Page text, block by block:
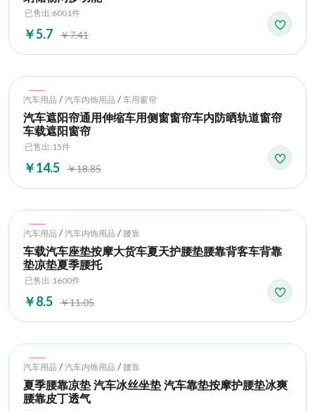
已售出:6001件
￥5.7 ￥7.41
Hot
汽车用品 / 汽车内饰用品 / 车用窗帘
汽车遮阳帘通用伸缩车用侧窗窗帘车内防晒轨道窗帘
车载遮阳窗帘
已售出:15件
￥14.5 ￥18.85
Hot
汽车用品 / 汽车内饰用品 / 腰靠
车载汽车座垫按摩大货车夏天护腰垫腰靠背客车背靠
垫凉垫夏季腰托
已售出:1600件
￥8.5 ￥11.05
Hot
汽车用品 / 汽车内饰用品 / 腰靠
夏季腰靠凉垫 汽车冰丝坐垫 汽车靠垫按摩护腰垫冰爽
腰靠皮丁透气